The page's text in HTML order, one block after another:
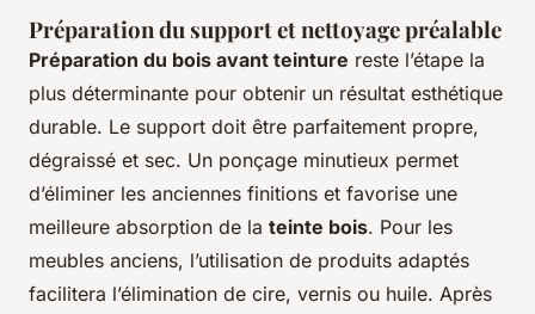
Préparation du support et nettoyage préalable
Préparation du bois avant teinture reste l’étape la
plus déterminante pour obtenir un résultat esthétique
durable. Le support doit être parfaitement propre,
dégraissé et sec. Un ponçage minutieux permet
d’éliminer les anciennes finitions et favorise une
meilleure absorption de la teinte bois. Pour les
meubles anciens, l’utilisation de produits adaptés
facilitera l’élimination de cire, vernis ou huile. Après